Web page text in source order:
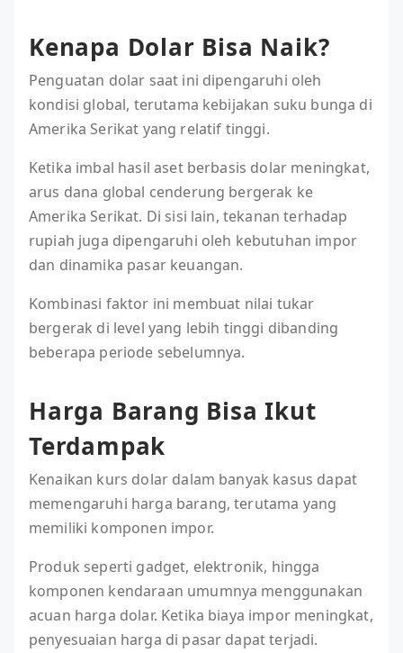
Kenapa Dolar Bisa Naik?
Penguatan dolar saat ini dipengaruhi oleh
kondisi global, terutama kebijakan suku bunga di
Amerika Serikat yang relatif tinggi.
Ketika imbal hasil aset berbasis dolar meningkat,
arus dana global cenderung bergerak ke
Amerika Serikat. Di sisi lain, tekanan terhadap
rupiah juga dipengaruhi oleh kebutuhan impor
dan dinamika pasar keuangan.
Kombinasi faktor ini membuat nilai tukar
bergerak di level yang lebih tinggi dibanding
beberapa periode sebelumnya.
Harga Barang Bisa Ikut
Terdampak
Kenaikan kurs dolar dalam banyak kasus dapat
memengaruhi harga barang, terutama yang
memiliki komponen impor.
Produk seperti gadget, elektronik, hingga
komponen kendaraan umumnya menggunakan
acuan harga dolar. Ketika biaya impor meningkat,
penyesuaian harga di pasar dapat terjadi.